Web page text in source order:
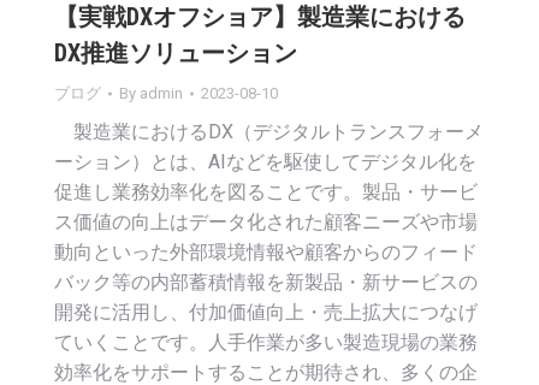
【実戦DXオフショア】製造業における
DX推進ソリューション
ブログ By admin 2023-08-10
製造業におけるDX（デジタルトランスフォーメ
ーション）とは、AIなどを駆使してデジタル化を
促進し業務効率化を図ることです。製品・サービ
ス価値の向上はデータ化された顧客ニーズや市場
動向といった外部環境情報や顧客からのフィード
バック等の内部蓄積情報を新製品・新サービスの
開発に活用し、付加価値向上・売上拡大につなげ
ていくことです。人手作業が多い製造現場の業務
効率化をサポートすることが期待され、多くの企